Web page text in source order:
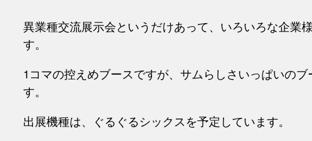
異業種交流展示会というだけあって、いろいろな企業
す。
1コマの控えめブースですが、サムらしさいっぱいのブ
す。
出展機種は、ぐるぐるシックスを予定しています。